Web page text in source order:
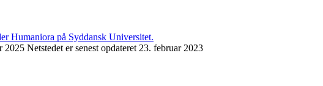
Netstedet er senest opdateret 23. februar 2023